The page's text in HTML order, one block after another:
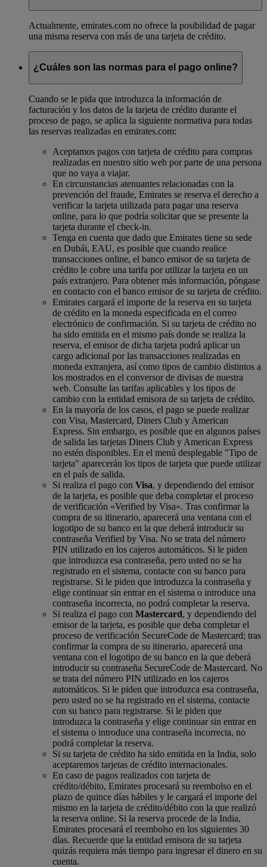
Actualmente, emirates.com no ofrece la posibilidad de pagar
una misma reserva con más de una tarjeta de crédito.
¿Cuáles son las normas para el pago online?
Cuando se le pida que introduzca la información de
facturación y los datos de la tarjeta de crédito durante el
proceso de pago, se aplica la siguiente normativa para todas
las reservas realizadas en emirates.com:
Aceptamos pagos con tarjeta de crédito para compras
realizadas en nuestro sitio web por parte de una persona
que no vaya a viajar.
En circunstancias atenuantes relacionadas con la
prevención del fraude, Emirates se reserva el derecho a
verificar la tarjeta utilizada para pagar una reserva
online, para lo que podría solicitar que se presente la
tarjeta durante el check-in.
Tenga en cuenta que dado que Emirates tiene su sede
en Dubái, EAU, es posible que cuando realice
transacciones online, el banco emisor de su tarjeta de
crédito le cobre una tarifa por utilizar la tarjeta en un
país extranjero. Para obtener más información, póngase
en contacto con el banco emisor de su tarjeta de crédito.
Emirates cargará el importe de la reserva en su tarjeta
de crédito en la moneda especificada en el correo
electrónico de confirmación. Si su tarjeta de crédito no
ha sido emitida en el mismo país donde se realiza la
reserva, el emisor de dicha tarjeta podrá aplicar un
cargo adicional por las transacciones realizadas en
moneda extranjera, así como tipos de cambio distintos a
los mostrados en el conversor de divisas de nuestra
web. Consulte las tarifas aplicables y los tipos de
cambio con la entidad emisora de su tarjeta de crédito.
En la mayoría de los casos, el pago se puede realizar
con Visa, Mastercard, Diners Club y American
Express. Sin embargo, es posible que en algunos países
de salida las tarjetas Diners Club y American Express
no estén disponibles. En el menú desplegable "Tipo de
tarjeta" aparecerán los tipos de tarjeta que puede utilizar
en el país de salida.
Si realiza el pago con Visa, y dependiendo del emisor
de la tarjeta, es posible que deba completar el proceso
de verificación «Verified by Visa». Tras confirmar la
compra de su itinerario, aparecerá una ventana con el
logotipo de su banco en la que deberá introducir su
contraseña Verified by Visa. No se trata del número
PIN utilizado en los cajeros automáticos. Si le piden
que introduzca esa contraseña, pero usted no se ha
registrado en el sistema, contacte con su banco para
registrarse. Si le piden que introduzca la contraseña y
elige continuar sin entrar en el sistema o introduce una
contraseña incorrecta, no podrá completar la reserva.
Si realiza el pago con Mastercard, y dependiendo del
emisor de la tarjeta, es posible que deba completar el
proceso de verificación SecureCode de Mastercard; tras
confirmar la compra de su itinerario, aparecerá una
ventana con el logotipo de su banco en la que deberá
introducir su contraseña SecureCode de Mastercard. No
se trata del número PIN utilizado en los cajeros
automáticos. Si le piden que introduzca esa contraseña,
pero usted no se ha registrado en el sistema, contacte
con su banco para registrarse. Si le piden que
introduzca la contraseña y elige continuar sin entrar en
el sistema o introduce una contraseña incorrecta, no
podrá completar la reserva.
Si su tarjeta de crédito ha sido emitida en la India, solo
aceptaremos tarjetas de crédito internacionales.
En caso de pagos realizados con tarjeta de
crédito/débito, Emirates procesará su reembolso en el
plazo de quince días hábiles y le cargará el importe del
mismo en la tarjeta de crédito/débito con la que realizó
la reserva online. Si la reserva procede de la India,
Emirates procesará el reembolso en los siguientes 30
días. Recuerde que la entidad emisora de su tarjeta
quizás requiera más tiempo para ingresar el dinero en su
cuenta.